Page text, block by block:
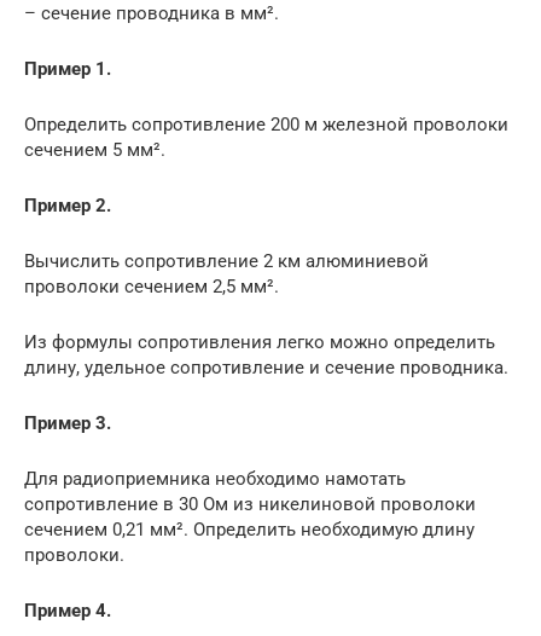
– сечение проводника в мм².
Пример 1.
Определить сопротивление 200 м железной проволоки
сечением 5 мм².
Пример 2.
Вычислить сопротивление 2 км алюминиевой
проволоки сечением 2,5 мм².
Из формулы сопротивления легко можно определить
длину, удельное сопротивление и сечение проводника.
Пример 3.
Для радиоприемника необходимо намотать
сопротивление в 30 Ом из никелиновой проволоки
сечением 0,21 мм². Определить необходимую длину
проволоки.
Пример 4.